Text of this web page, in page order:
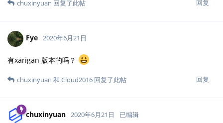
回复
chuxinyuan 回复了此帖
Fye 2020年6月21日
有xarigan 版本的吗？
回复
chuxinyuan 和 Cloud2016 回复了此帖
chuxinyuan 2020年6月21日 已编辑